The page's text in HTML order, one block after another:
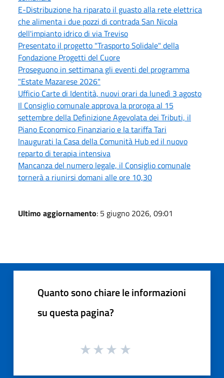
E-Distribuzione ha riparato il guasto alla rete elettrica
che alimenta i due pozzi di contrada San Nicola
dell'impianto idrico di via Treviso
Presentato il progetto "Trasporto Solidale" della
Fondazione Progetti del Cuore
Proseguono in settimana gli eventi del programma
"Estate Mazarese 2026"
Ufficio Carte di Identità, nuovi orari da lunedì 3 agosto
Il Consiglio comunale approva la proroga al 15
settembre della Definizione Agevolata dei Tributi, il
Piano Economico Finanziario e la tariffa Tari
Inaugurati la Casa della Comunità Hub ed il nuovo
reparto di terapia intensiva
Mancanza del numero legale, il Consiglio comunale
tornerà a riunirsi domani alle ore 10,30
Ultimo aggiornamento: 5 giugno 2026, 09:01
Quanto sono chiare le informazioni
su questa pagina?